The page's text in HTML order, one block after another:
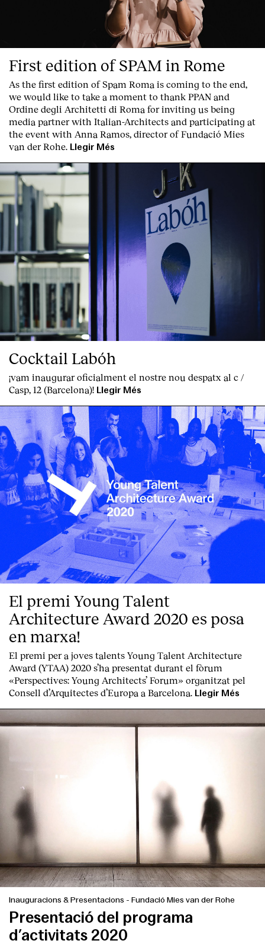
Clients
First edition of SPAM in Rome
As the first edition ofSpam Roma is coming to the end,
we would like to take a moment to thank PPAN and
Ordine degli Architetti di Roma for inviting us being
media partner with Italian-Architects and participating at
the event with Anna Ramos, director ofFundació Mies
van der Rohe. Llegir Més
Cocktail Labóh
¡vam inaugurar oficialment el nostre nou despatx al c /
Casp, 12 (Barcelona)! Llegir Més
El premi Young Talent
Architecture Award 2020 es posa
en marxa!
El premi per a joves talents Young Talent Architecture
Award (YTAA) 2020 s’ha presentat durant el fòrum
«Perspectives: Young Architects’ Forum» organitzat pel
Consell d’Arquitectes d’Europa a Barcelona. Llegir Més
Inauguracions & Presentacions - Fundació Mies van der Rohe
Presentació del programa
d’activitats 2020